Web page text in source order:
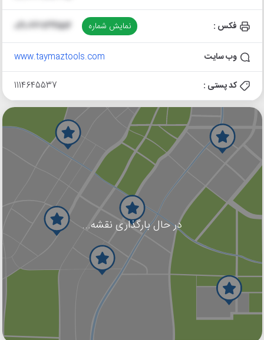
فکس : نمایش شماره 021-66734516
وب سایت www.taymaztools.com
کد پستی : 1114645537
در حال بارگذاری نقشه...
گوگل